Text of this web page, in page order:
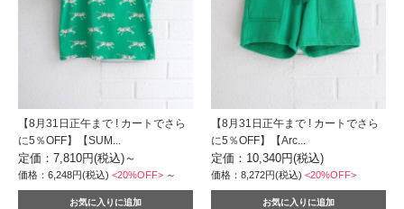
【8月31日正午まで ! カートでさら
に5％OFF】【SUM...
定価：7,810円(税込)～
価格：6,248円(税込) <20%OFF> ～
【8月31日正午まで ! カートでさら
に5％OFF】【Arc...
定価：10,340円(税込)
価格：8,272円(税込)<20%OFF>